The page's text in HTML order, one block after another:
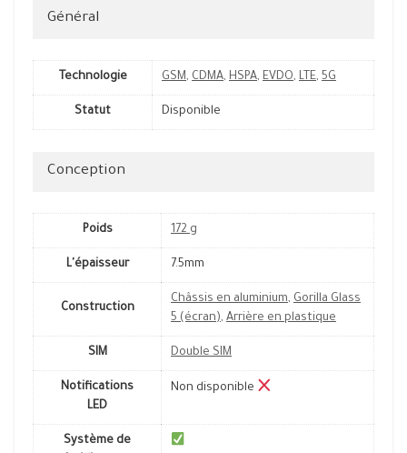
Général
Technologie GSM, CDMA, HSPA, EVDO, LTE, 5G
Statut Disponible
Conception
Poids 172 g
L'épaisseur 7.5mm
Construction
Châssis en aluminium, Gorilla Glass
5 (écran), Arrière en plastique
SIM Double SIM
Notifications
LED
Non disponible
Système de